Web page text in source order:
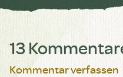
13
Kommentar verfassen